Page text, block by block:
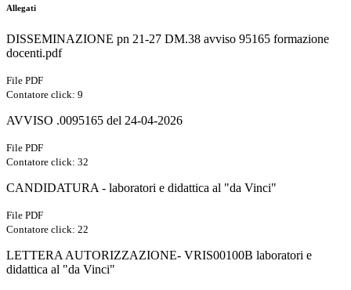
Allegati
DISSEMINAZIONE pn 21-27 DM.38 avviso 95165 formazione
docenti.pdf
File PDF
Contatore click: 9
AVVISO .0095165 del 24-04-2026
File PDF
Contatore click: 32
CANDIDATURA - laboratori e didattica al "da Vinci"
File PDF
Contatore click: 22
LETTERA AUTORIZZAZIONE- VRIS00100B laboratori e
didattica al "da Vinci"